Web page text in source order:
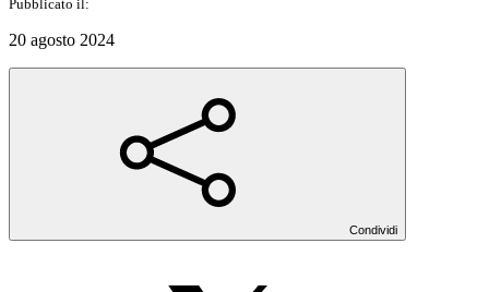
Pubblicato il:
20 agosto 2024
Condividi